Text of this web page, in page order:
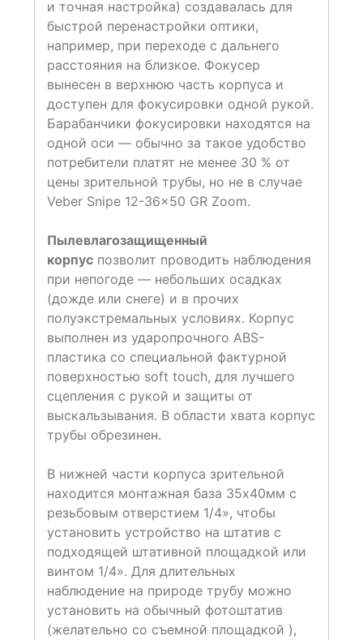
и точная настройка) создавалась для
быстрой перенастройки оптики,
например, при переходе с дальнего
расстояния на близкое. Фокусер
вынесен в верхнюю часть корпуса и
доступен для фокусировки одной рукой.
Барабанчики фокусировки находятся на
одной оси — обычно за такое удобство
потребители платят не менее 30 % от
цены зрительной трубы, но не в случае
Veber Snipe 12-36×50 GR Zoom.
Пылевлагозащищенный
корпус позволит проводить наблюдения
при непогоде — небольших осадках
(дожде или снеге) и в прочих
полуэкстремальных условиях. Корпус
выполнен из ударопрочного ABS-
пластика со специальной фактурной
поверхностью soft touch, для лучшего
сцепления с рукой и защиты от
выскальзывания. В области хвата корпус
трубы обрезинен.
В нижней части корпуса зрительной
находится монтажная база 35х40мм с
резьбовым отверстием 1/4», чтобы
установить устройство на штатив с
подходящей штативной площадкой или
винтом 1/4». Для длительных
наблюдение на природе трубу можно
установить на обычный фотоштатив
(желательно со съемной площадкой ),